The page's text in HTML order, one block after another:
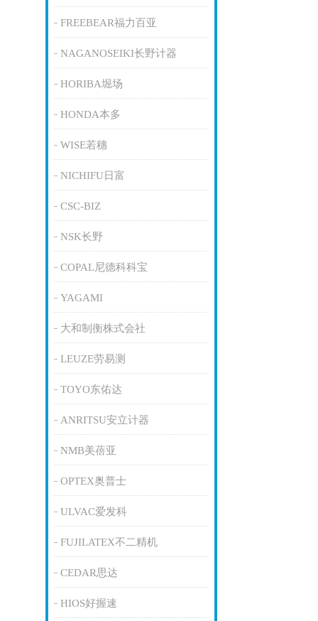
FREEBEAR福力百亚
NAGANOSEIKI长野计器
HORIBA堀场
HONDA本多
WISE若穗
NICHIFU日富
CSC-BIZ
NSK长野
COPAL尼德科科宝
YAGAMI
大和制衡株式会社
LEUZE劳易测
TOYO东佑达
ANRITSU安立计器
NMB美蓓亚
OPTEX奥普士
ULVAC爱发科
FUJILATEX不二精机
CEDAR思达
HIOS好握速